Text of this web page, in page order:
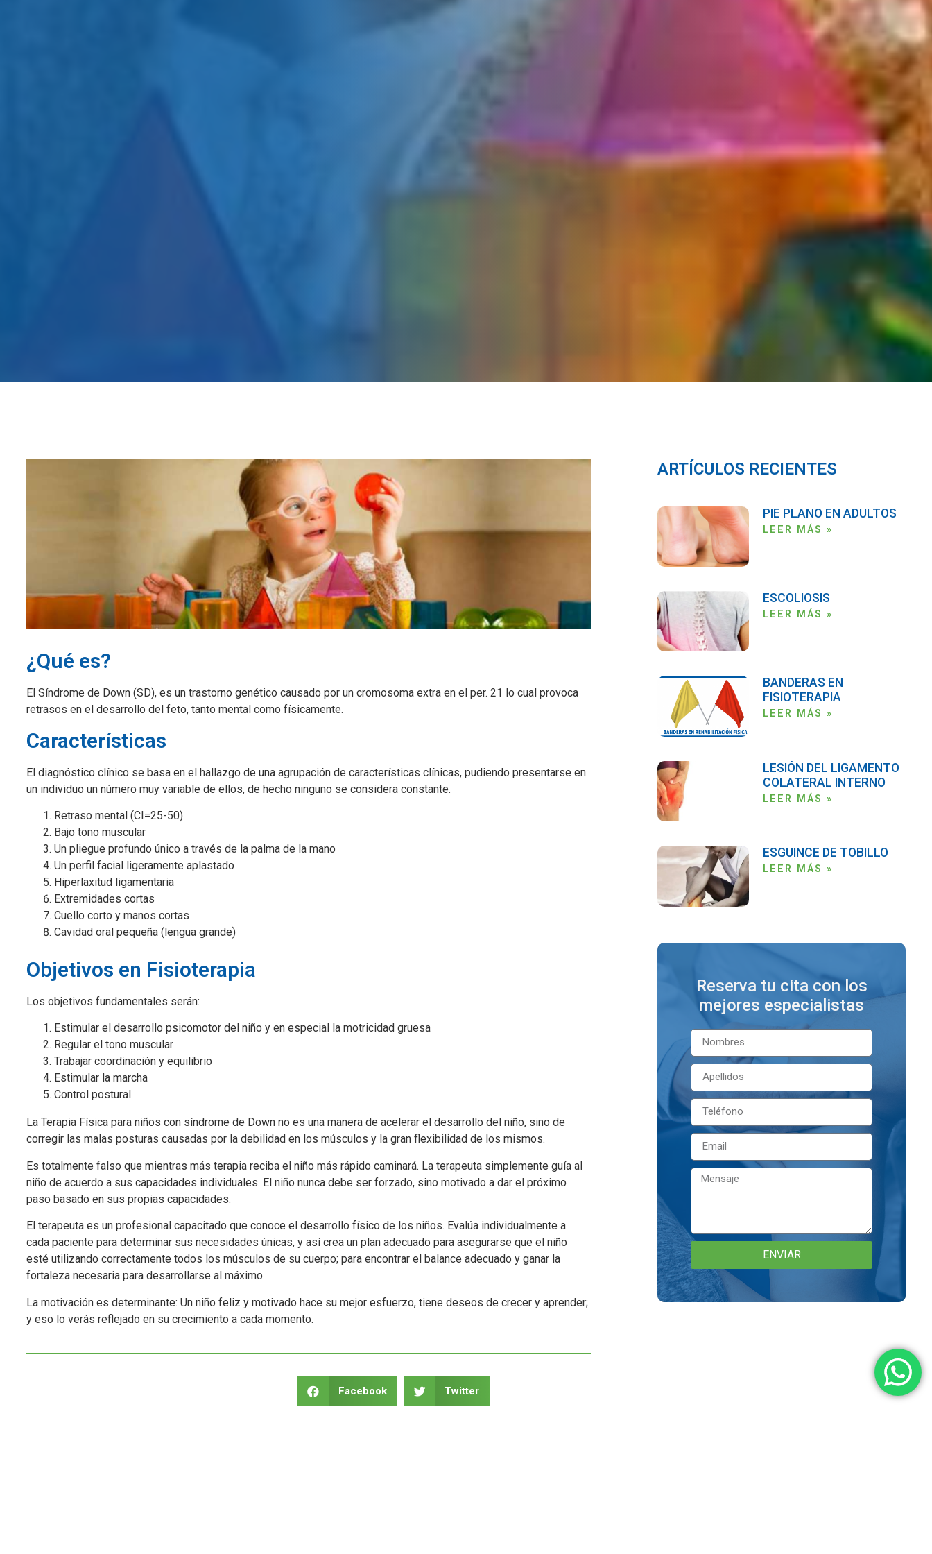
¿Qué es?
El Síndrome de Down (SD), es un trastorno genético causado por un cromosoma extra en el per. 21 lo cual provoca
retrasos en el desarrollo del feto, tanto mental como físicamente.
Características
El diagnóstico clínico se basa en el hallazgo de una agrupación de características clínicas, pudiendo presentarse en
un individuo un número muy variable de ellos, de hecho ninguno se considera constante.
Retraso mental (CI=25-50)
Bajo tono muscular
Un pliegue profundo único a través de la palma de la mano
Un perfil facial ligeramente aplastado
Hiperlaxitud ligamentaria
Extremidades cortas
Cuello corto y manos cortas
Cavidad oral pequeña (lengua grande)
Objetivos en Fisioterapia
Los objetivos fundamentales serán:
Estimular el desarrollo psicomotor del niño y en especial la motricidad gruesa
Regular el tono muscular
Trabajar coordinación y equilibrio
Estimular la marcha
Control postural
La Terapia Física para niños con síndrome de Down no es una manera de acelerar el desarrollo del niño, sino de
corregir las malas posturas causadas por la debilidad en los músculos y la gran flexibilidad de los mismos.
Es totalmente falso que mientras más terapia reciba el niño más rápido caminará. La terapeuta simplemente guía al
niño de acuerdo a sus capacidades individuales. El niño nunca debe ser forzado, sino motivado a dar el próximo
paso basado en sus propias capacidades.
El terapeuta es un profesional capacitado que conoce el desarrollo físico de los niños. Evalúa individualmente a
cada paciente para determinar sus necesidades únicas, y así crea un plan adecuado para asegurarse que el niño
esté utilizando correctamente todos los músculos de su cuerpo; para encontrar el balance adecuado y ganar la
fortaleza necesaria para desarrollarse al máximo.
La motivación es determinante: Un niño feliz y motivado hace su mejor esfuerzo, tiene deseos de crecer y aprender;
y eso lo verás reflejado en su crecimiento a cada momento.
COMPARTIR:
Facebook Twitter
ARTÍCULOS RECIENTES
PIE PLANO EN ADULTOS
LEER MÁS »
ESCOLIOSIS
LEER MÁS »
BANDERAS EN
FISIOTERAPIA
LEER MÁS »
LESIÓN DEL LIGAMENTO
COLATERAL INTERNO
LEER MÁS »
ESGUINCE DE TOBILLO
LEER MÁS »
Reserva tu cita con los
mejores especialistas
ENVIAR